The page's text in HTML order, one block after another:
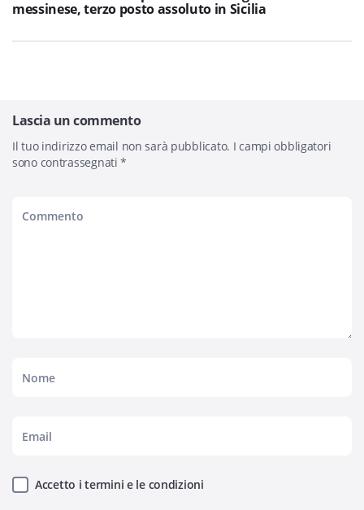
messinese, terzo posto assoluto in Sicilia
Lascia un commento
Il tuo indirizzo email non sarà pubblicato. I campi obbligatori
sono contrassegnati*
Accetto i termini e le condizioni